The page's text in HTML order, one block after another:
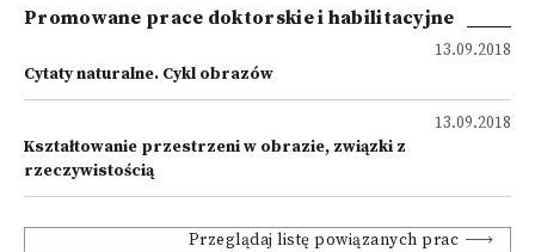
Promowane prace doktorskie i habilitacyjne
13.09.2018
Cytaty naturalne. Cykl obrazów
13.09.2018
Kształtowanie przestrzeni w obrazie, związki z
rzeczywistością
Przeglądaj listę powiązanych prac